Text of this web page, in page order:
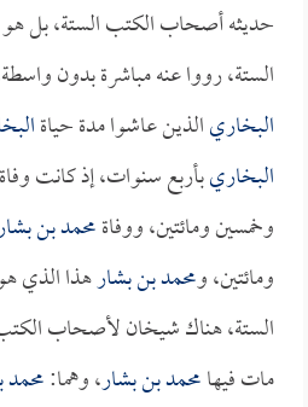
حديثه أصحاب الكتب الستة، بل
الستة، رووا عنه مباشرة بدون
البخاريالذين عاشوا مدة حياة
البخاريبأربع سنوات، إذ كانت وفاة
وخمسين ومائتين، ووفاةمحمد بن
ومائتين، ومحمد بن بشارهذا الذي
الستة، هناك شيخان لأصحاب الكتب
مات فيهامحمد بن بشار، وهما:محمد